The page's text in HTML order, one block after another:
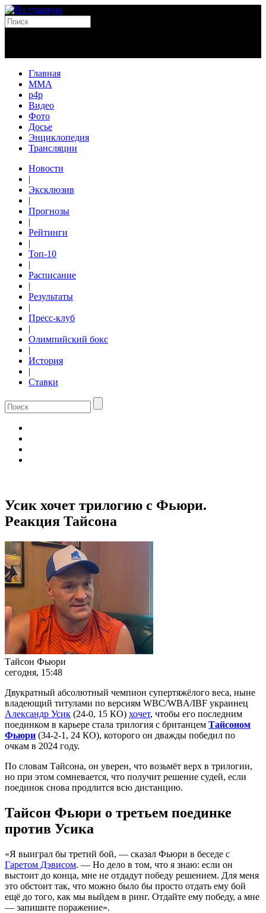
Главная
MMA
p4p
Видео
Фото
Досье
Энциклопедия
Трансляции
Новости
|
Эксклюзив
|
Прогнозы
|
Рейтинги
|
Топ-10
|
Расписание
|
Результаты
|
Пресс-клуб
|
Олимпийский бокс
|
История
|
Ставки
Усик хочет трилогию с Фьюри.
Реакция Тайсона
Тайсон Фьюри
сегодня, 15:48
Двукратный абсолютный чемпион супертяжёлого веса, ныне
владеющий титулами по версиям WBC/WBA/IBF украинец
Александр Усик (24-0, 15 КО) хочет, чтобы его последним
поединком в карьере стала трилогия с британцем Тайсоном
Фьюри (34-2-1, 24 КО), которого он дважды победил по
очкам в 2024 году.
По словам Тайсона, он уверен, что возьмёт верх в трилогии,
но при этом сомневается, что получит решение судей, если
поединок снова продлится всю дистанцию.
Тайсон Фьюри о третьем поединке
против Усика
«Я выиграл бы третий бой, — сказал Фьюри в беседе с
Гаретом Дэвисом. — Но дело в том, что я знаю: если он
выстоит до конца, мне не отдадут победу решением. Для меня
это обстоит так, что можно было бы просто отдать ему бой
ещё до того, как мы выйдем в ринг. Отдайте ему победу, а мне
— запишите поражение».